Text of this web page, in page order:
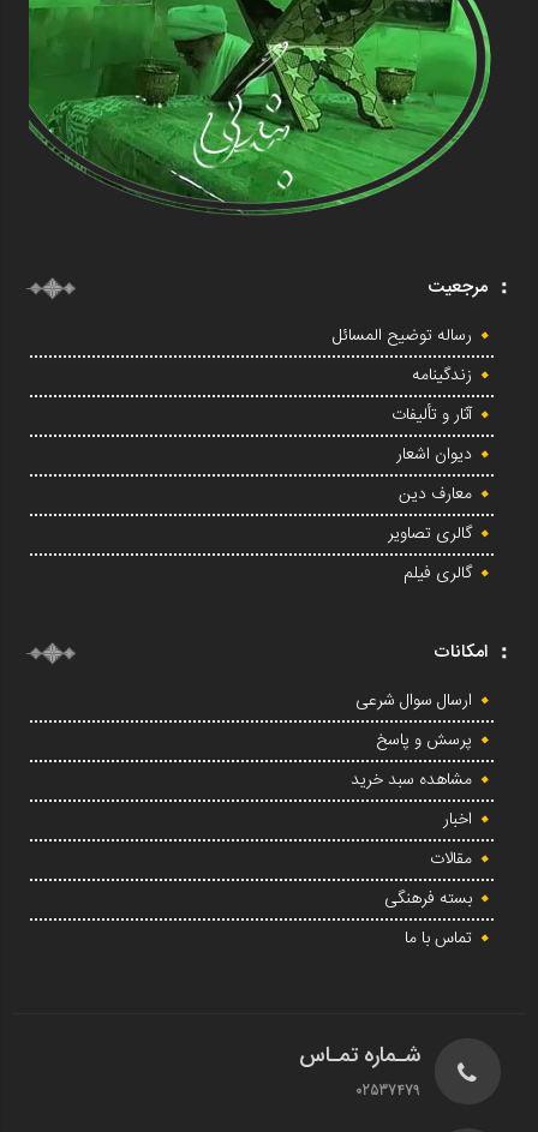
مرجعیت
رساله توضیح المسائل
زندگینامه
آثار و تألیفات
دیوان اشعار
معارف دین
گالری تصاویر
گالری فیلم
امکانات
ارسال سوال شرعی
پرسش و پاسخ
مشاهده سبد خرید
اخبار
مقالات
بسته فرهنگی
تماس با ما
شـماره تمـاس
02537479